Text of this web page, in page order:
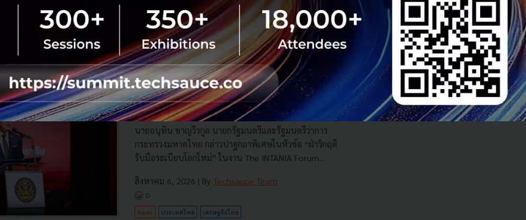
3 เรื่องที่ประเทศไทยต้อง Focus สร้างคน–
นวัตกรรม–ปฏิรูประบบราชการ เพื่อยกระดับขีดความ
สามารถประเทศ
นายอนุทิน ชาญวีรกูล นายกรัฐมนตรีและรัฐมนตรีว่าการ
กระทรวงมหาดไทย กล่าวปาฐกถาพิเศษในหัวข้อ “ฝ่าวิกฤติ
รับมือระเบียบโลกใหม่” ในงาน The INTANIA Forum...
สิงหาคม 6, 2026 | By Techsauce Team
0
News ประเทศไทย เศรษฐกิจไทย